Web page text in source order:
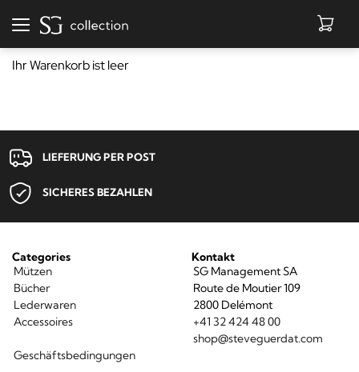
MÜTZEN
LEDERWAREN
ACCESSOIRES
AUSVERKAUF
Afficher
la
navigation
Ihr Warenkorb ist leer
LIEFERUNG PER POST
SICHERES BEZAHLEN
Categories
Mützen
Bücher
Lederwaren
Accessoires
Geschäftsbedingungen
Kontakt
SG Management SA
Route de Moutier 109
2800 Delémont
+41 32 424 48 00
shop@steveguerdat.com